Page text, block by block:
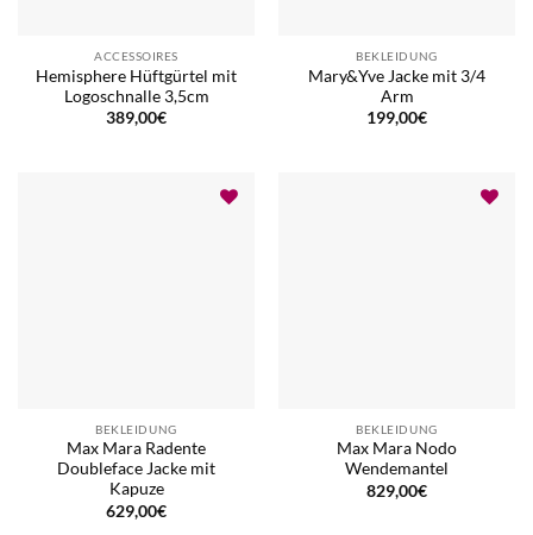
ACCESSOIRES
Hemisphere Hüftgürtel mit
Logoschnalle 3,5cm
389,00€
BEKLEIDUNG
Mary&Yve Jacke mit 3/4
Arm
199,00€
BEKLEIDUNG
Max Mara Radente
Doubleface Jacke mit
Kapuze
629,00€
BEKLEIDUNG
Max Mara Nodo
Wendemantel
829,00€